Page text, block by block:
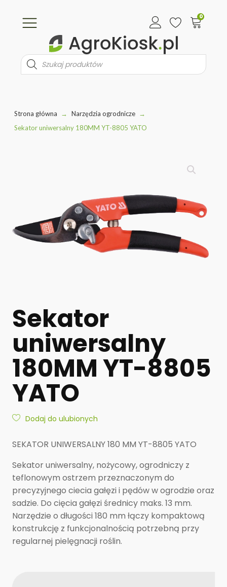
0
Wyszukiwarka
produktów
Strona główna → Narzędzia ogrodnicze →
Sekator uniwersalny 180MM YT-8805 YATO
Sekator
uniwersalny
180MM YT-8805
YATO
Dodaj do ulubionych
SEKATOR UNIWERSALNY 180 MM YT-8805 YATO
Sekator uniwersalny, nożycowy, ogrodniczy z
teflonowym ostrzem przeznaczonym do
precyzyjnego ciecia gałęzi i pędów w ogrodzie oraz
sadzie. Do cięcia gałęzi średnicy maks. 13 mm.
Narzędzie o długości 180 mm łączy kompaktową
konstrukcję z funkcjonalnością potrzebną przy
regularnej pielęgnacji roślin.